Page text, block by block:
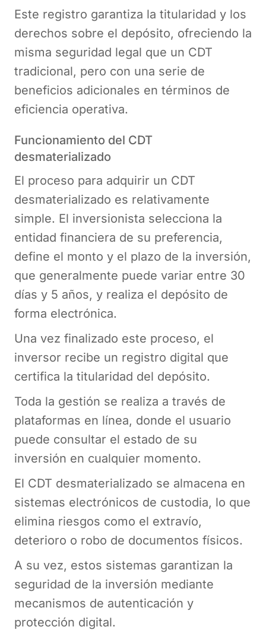
Este registro garantiza la titularidad y los
derechos sobre el depósito, ofreciendo la
misma seguridad legal que un CDT
tradicional, pero con una serie de
beneficios adicionales en términos de
eficiencia operativa.
Funcionamiento del CDT
desmaterializado
El proceso para adquirir un CDT
desmaterializado es relativamente
simple. El inversionista selecciona la
entidad financiera de su preferencia,
define el monto y el plazo de la inversión,
que generalmente puede variar entre 30
días y 5 años, y realiza el depósito de
forma electrónica.
Una vez finalizado este proceso, el
inversor recibe un registro digital que
certifica la titularidad del depósito.
Toda la gestión se realiza a través de
plataformas en línea, donde el usuario
puede consultar el estado de su
inversión en cualquier momento.
El CDT desmaterializado se almacena en
sistemas electrónicos de custodia, lo que
elimina riesgos como el extravío,
deterioro o robo de documentos físicos.
A su vez, estos sistemas garantizan la
seguridad de la inversión mediante
mecanismos de autenticación y
protección digital.